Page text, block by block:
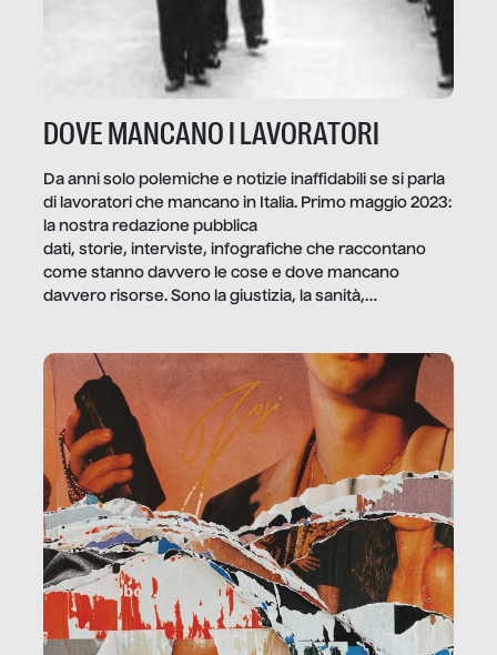
DOVE MANCANO I LAVORATORI
Da anni solo polemiche e notizie inaffidabili se si parla
di lavoratori che mancano in Italia. Primo maggio 2023:
la nostra redazione pubblica
dati, storie, interviste, infografiche che raccontano
come stanno davvero le cose e dove mancano
davvero risorse. Sono la giustizia, la sanità,